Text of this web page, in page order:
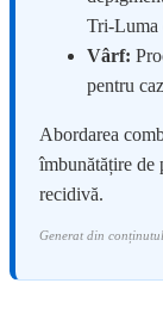
Tri-Luma
Vârf:
pentru
Abordarea
îmbunătățire de
recidivă.
Generat din